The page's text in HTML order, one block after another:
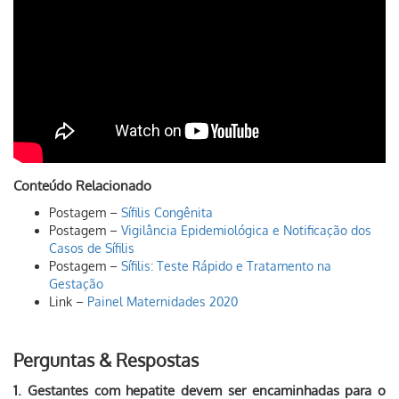
Conteúdo Relacionado
Postagem – Sífilis Congênita
Postagem – Vigilância Epidemiológica e Notificação dos
Casos de Sífilis
Postagem – Sífilis: Teste Rápido e Tratamento na
Gestação
Link – Painel Maternidades 2020
Perguntas & Respostas
1. Gestantes com hepatite devem ser encaminhadas para o